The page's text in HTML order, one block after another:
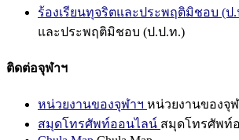
ร้องเรียนทุจริตและประพฤติมิชอบ (ป
และประพฤติมิชอบ (ป.ป.ท.)
ติดต่อจุฬาฯ
หน่วยงานของจุฬาฯ หน่วยงานของจุ
สมุดโทรศัพท์ออนไลน์ สมุดโทรศัพท์